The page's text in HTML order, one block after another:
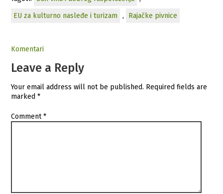
EU za kulturno nasleđe i turizam
, Rajačke pivnice
Komentari
Leave a Reply
Your email address will not be published. Required fields are
marked*
Comment*